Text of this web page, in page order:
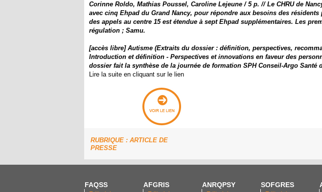
Corinne Roldo, Mathias Poussel, Caroline Lejeune / 5 p. // Le CHRU de
avec cinq Ehpad du Grand Nancy, pour répondre aux besoins des
des appels au centre 15 est étendue à sept Ehpad supplémentaires. Les
régulation ; Samu.
​​[accès libre] Autisme (​Extraits du dossier : ​définition, perspectives,
Introduction et définition - Perspectives et innovations en faveur des
dossier fait la s​ynthèse de la journée de formation SPH Conseil-Argo Santé
Lire la suite en cliquant sur le lien
RUBRIQUE : ARTICLE DE
PRESSE
FAQSS AFGRIS ANRQPSY SOFGRES